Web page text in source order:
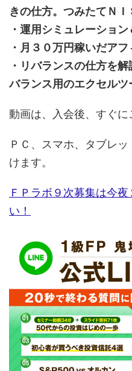
きの仕方。つみたてＮＩ
・運用シミュレーショ
・月３０万円稼いだア
・リバランスの仕方を
バランス用のエクセルツ
動画は、入会後、すぐに
ＰＣ、スマホ、タブレ
けます。
ＦＰラボ９次募集は今
い！